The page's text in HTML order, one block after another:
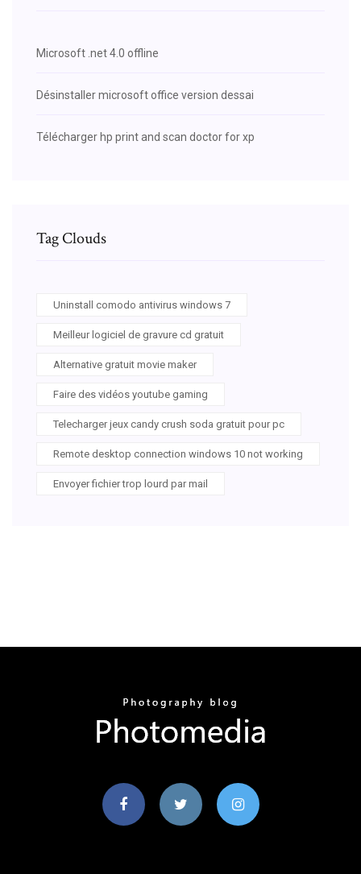
Microsoft .net 4.0 offline
Désinstaller microsoft office version dessai
Télécharger hp print and scan doctor for xp
Tag Clouds
Uninstall comodo antivirus windows 7
Meilleur logiciel de gravure cd gratuit
Alternative gratuit movie maker
Faire des vidéos youtube gaming
Telecharger jeux candy crush soda gratuit pour pc
Remote desktop connection windows 10 not working
Envoyer fichier trop lourd par mail